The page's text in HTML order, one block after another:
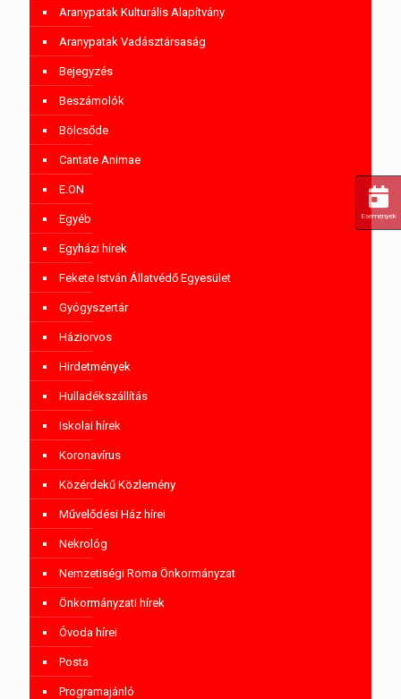
Aranypatak Kulturális Alapítvány
Aranypatak Vadásztársaság
Bejegyzés
Beszámolók
Bölcsőde
Cantate Animae
E.ON
Egyéb
Egyházi hírek
Fekete István Állatvédő Egyesület
Gyógyszertár
Háziorvos
Hirdetmények
Hulladékszállítás
Iskolai hírek
Koronavírus
Közérdekű Közlemény
Művelődési Ház hírei
Nekrológ
Nemzetiségi Roma Önkormányzat
Önkormányzati hírek
Óvoda hírei
Posta
Programajánló
Események